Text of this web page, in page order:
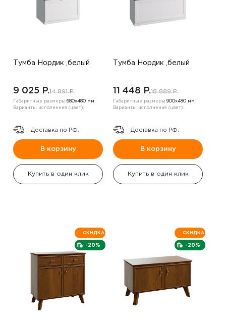
Тумба Нордик ,белый
9 025 P.14 891 P.
Габаритные размеры:680х480 мм
Варианты исполнения (цвет):
Доставка по РФ.
В корзину
Купить в один клик
Тумба Нордик ,белый
11 448 P.18 889 P.
Габаритные размеры:900х480 мм
Варианты исполнения (цвет):
Доставка по РФ.
В корзину
Купить в один клик
-20%
СКИДКА
-20%
СКИДКА